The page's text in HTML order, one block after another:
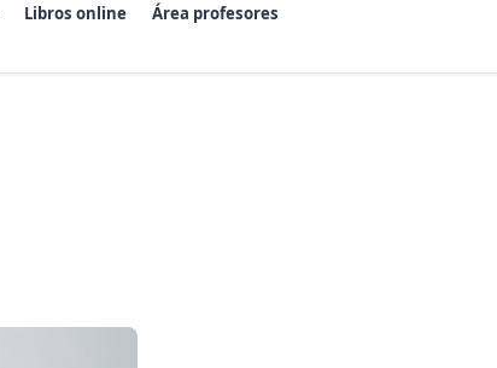
Libros online Área profesores